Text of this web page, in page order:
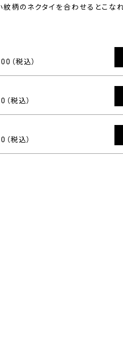
柄のネクタイを合わせるとこな
（税込）
税込）
税込）